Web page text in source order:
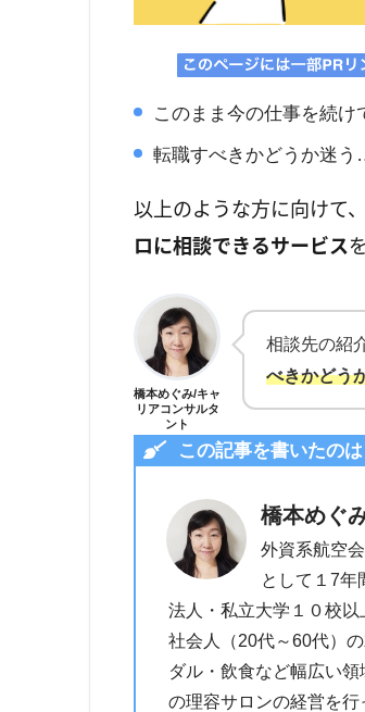
このまま今の仕事を続
転職すべきかどうか迷
以上のような方に向けて
ロに相談できるサービス
橋本めぐみ/キャ
リアコンサルタ
ント
相談先の紹
べきかどう
この記事を書いたのは
橋本めぐ
外資系航空
として１7年
法人・私立大学１０校
社会人（20代～60代）
ダル・飲食など幅広い
の理容サロンの経営を